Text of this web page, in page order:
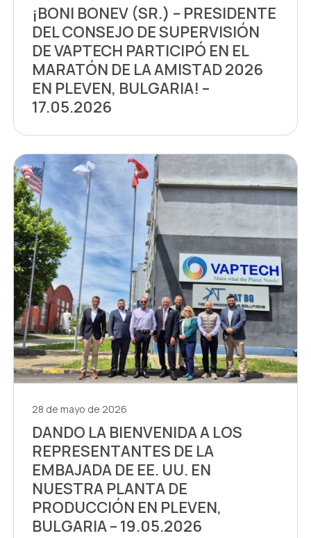
¡BONI BONEV (SR.) – PRESIDENTE
DEL CONSEJO DE SUPERVISIÓN
DE VAPTECH PARTICIPÓ EN EL
MARATÓN DE LA AMISTAD 2026
EN PLEVEN, BULGARIA! –
17.05.2026
28 de mayo de 2026
DANDO LA BIENVENIDA A LOS
REPRESENTANTES DE LA
EMBAJADA DE EE. UU. EN
NUESTRA PLANTA DE
PRODUCCIÓN EN PLEVEN,
BULGARIA – 19.05.2026